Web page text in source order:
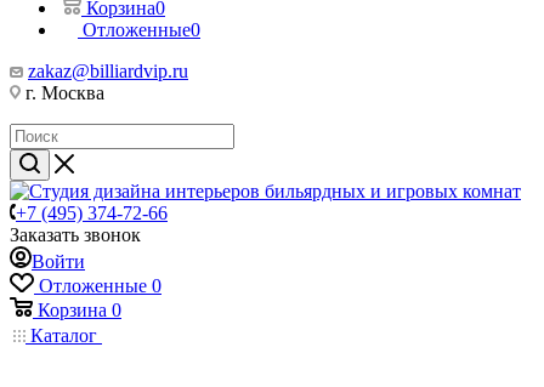
Корзина0
Отложенные0
zakaz@billiardvip.ru
г. Москва
+7 (495) 374-72-66
Заказать звонок
Войти
Отложенные 0
Корзина 0
Каталог